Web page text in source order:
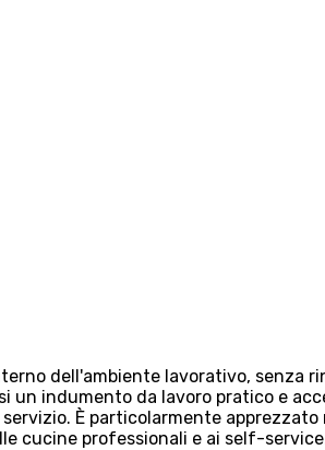
dell'ambiente lavorativo, senza
indumento da lavoro pratico e
È particolarmente apprezzato
cucine professionali e ai self-